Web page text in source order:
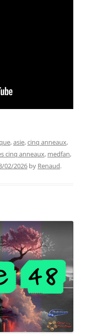
,asie,cinq anneaux,
cinq anneaux, medfan,
02/2026 by Renaud.